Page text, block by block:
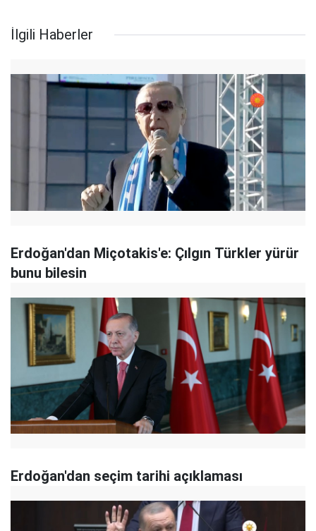
İlgili Haberler
Erdoğan'dan Miçotakis'e: Çılgın Türkler yürür
bunu bilesin
Erdoğan'dan seçim tarihi açıklaması